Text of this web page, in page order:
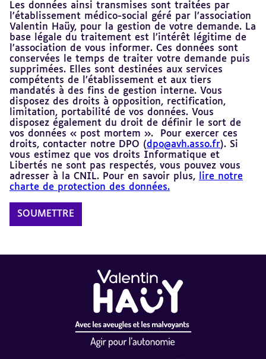
Les données ainsi transmises sont traitées par
l’établissement médico-social géré par l’association
Valentin Haüy, pour la gestion de votre demande. La
base légale du traitement est l’intérêt légitime de
l’association de vous informer. Ces données sont
conservées le temps de traiter votre demande puis
supprimées. Elles sont destinées aux services
compétents de l’établissement et aux tiers
mandatés à des fins de gestion interne. Vous
disposez des droits à opposition, rectification,
limitation, portabilité de vos données. Vous
disposez également du droit de définir le sort de
vos données « post mortem ». Pour exercer ces
droits, contacter notre DPO (dpo@avh.asso.fr). Si
vous estimez que vos droits Informatique et
Libertés ne sont pas respectés, vous pouvez vous
adresser à la CNIL. Pour en savoir plus,
lire notre
charte de protection des données.